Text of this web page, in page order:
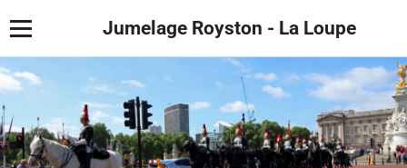
Jumelage Royston - La Loupe